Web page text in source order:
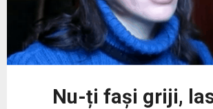
Nu-ți fași griji,